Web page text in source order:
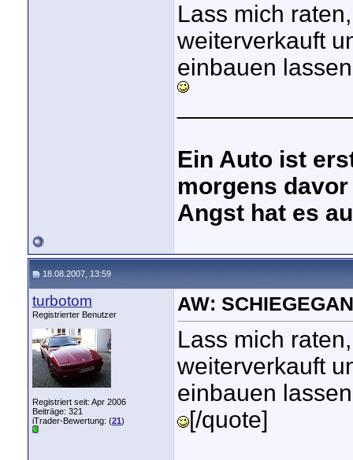
Lass mich
weiterverkauft
einbauen
Ein Auto ist
morgens
Angst hat es
18.08.2007, 13:59
turbotom
Registrierter Benutzer
Registriert seit: Apr 2006
Beiträge: 321
iTrader-Bewertung: (21)
AW:
Lass mich
weiterverkauft
einbauen
[/quote]